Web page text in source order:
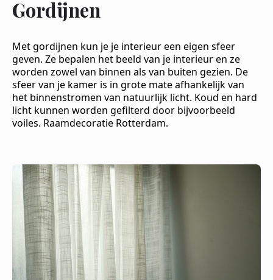
Gordijnen
Met gordijnen kun je je interieur een eigen sfeer
geven. Ze bepalen het beeld van je interieur en ze
worden zowel van binnen als van buiten gezien. De
sfeer van je kamer is in grote mate afhankelijk van
het binnenstromen van natuurlijk licht. Koud en hard
licht kunnen worden gefilterd door bijvoorbeeld
voiles. Raamdecoratie Rotterdam.